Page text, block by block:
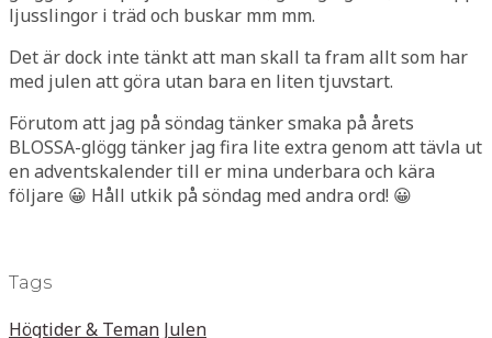
ljusslingor i träd och buskar mm mm.
Det är dock inte tänkt att man skall ta fram allt som har
med julen att göra utan bara en liten tjuvstart.
Förutom att jag på söndag tänker smaka på årets
BLOSSA-glögg tänker jag fira lite extra genom att tävla ut
en adventskalender till er mina underbara och kära
följare 😀 Håll utkik på söndag med andra ord! 😀
Tags
Högtider & Teman Julen